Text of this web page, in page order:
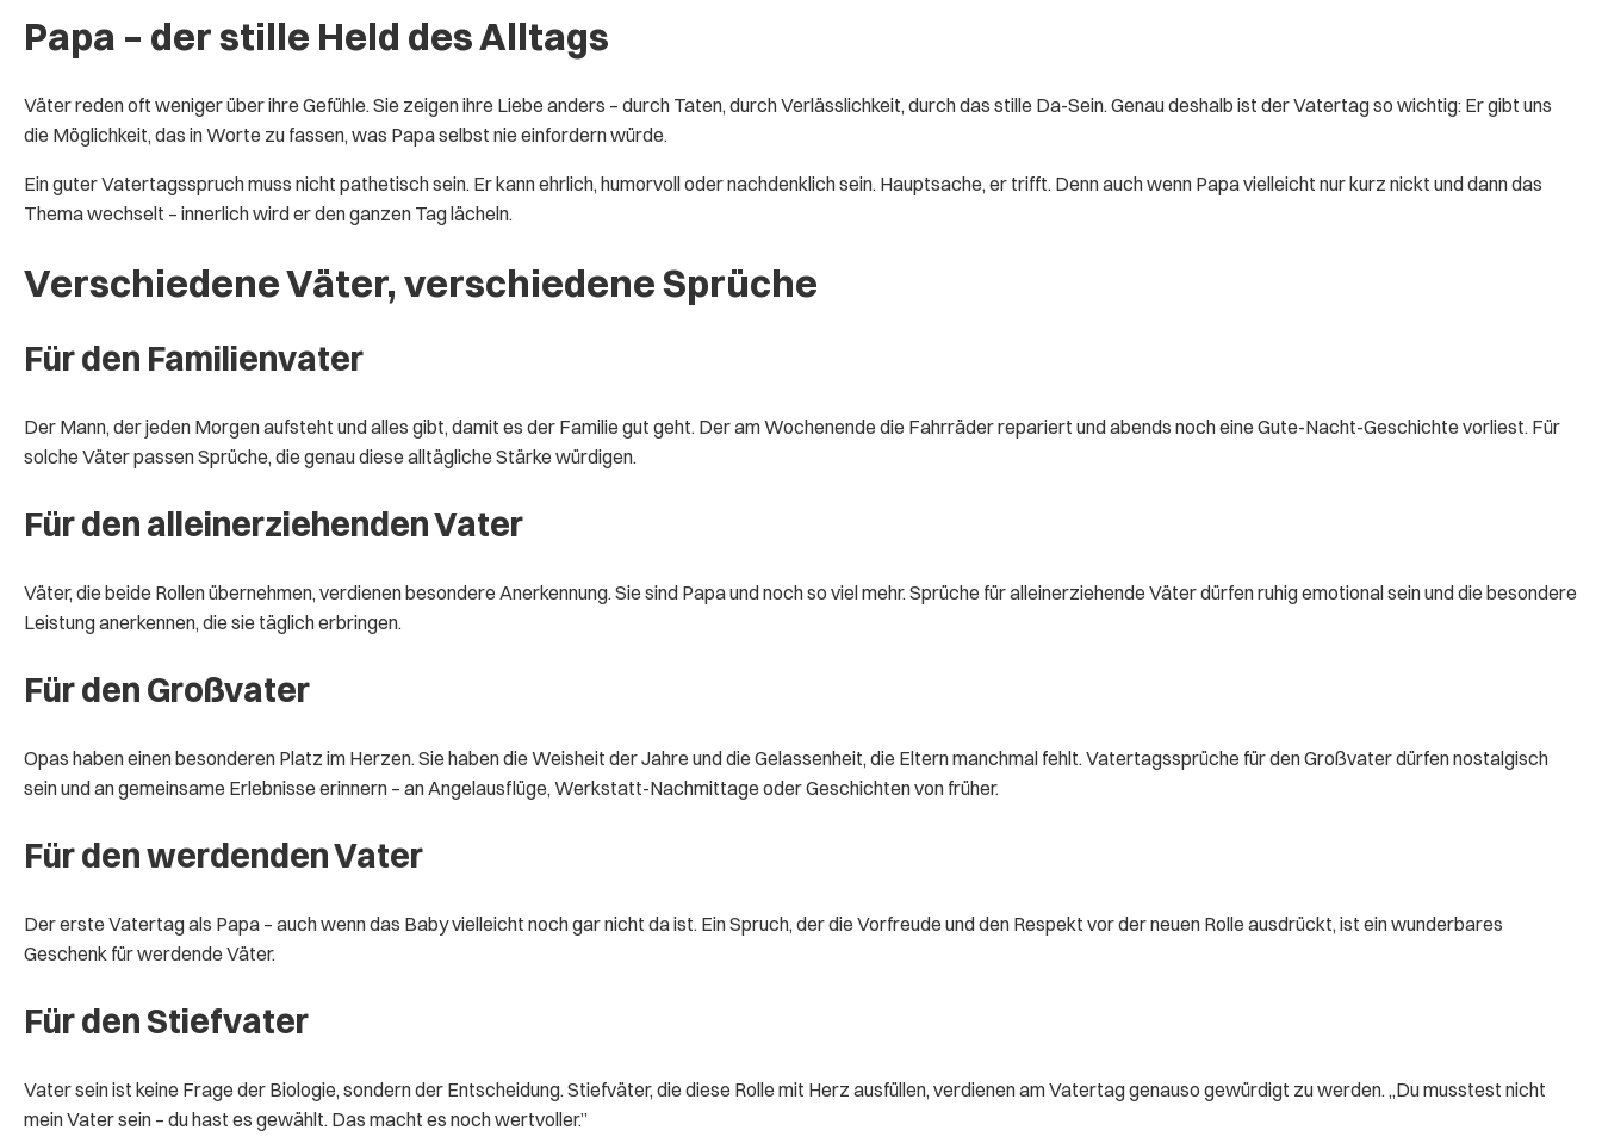
Papa – der stille Held des Alltags
Väter reden oft weniger über ihre Gefühle. Sie zeigen ihre Liebe anders – durch Taten, durch Verlässlichkeit, durch das stille Da-Sein. Genau deshalb ist der Vatertag so wichtig: Er gibt uns
die Möglichkeit, das in Worte zu fassen, was Papa selbst nie einfordern würde.
Ein guter Vatertagsspruch muss nicht pathetisch sein. Er kann ehrlich, humorvoll oder nachdenklich sein. Hauptsache, er trifft. Denn auch wenn Papa vielleicht nur kurz nickt und dann das
Thema wechselt – innerlich wird er den ganzen Tag lächeln.
Verschiedene Väter, verschiedene Sprüche
Für den Familienvater
Der Mann, der jeden Morgen aufsteht und alles gibt, damit es der Familie gut geht. Der am Wochenende die Fahrräder repariert und abends noch eine Gute-Nacht-Geschichte vorliest. Für
solche Väter passen Sprüche, die genau diese alltägliche Stärke würdigen.
Für den alleinerziehenden Vater
Väter, die beide Rollen übernehmen, verdienen besondere Anerkennung. Sie sind Papa und noch so viel mehr. Sprüche für alleinerziehende Väter dürfen ruhig emotional sein und die besondere
Leistung anerkennen, die sie täglich erbringen.
Für den Großvater
Opas haben einen besonderen Platz im Herzen. Sie haben die Weisheit der Jahre und die Gelassenheit, die Eltern manchmal fehlt. Vatertagssprüche für den Großvater dürfen nostalgisch
sein und an gemeinsame Erlebnisse erinnern – an Angelausflüge, Werkstatt-Nachmittage oder Geschichten von früher.
Für den werdenden Vater
Der erste Vatertag als Papa – auch wenn das Baby vielleicht noch gar nicht da ist. Ein Spruch, der die Vorfreude und den Respekt vor der neuen Rolle ausdrückt, ist ein wunderbares
Geschenk für werdende Väter.
Für den Stiefvater
Vater sein ist keine Frage der Biologie, sondern der Entscheidung. Stiefväter, die diese Rolle mit Herz ausfüllen, verdienen am Vatertag genauso gewürdigt zu werden. „Du musstest nicht
mein Vater sein – du hast es gewählt. Das macht es noch wertvoller.”